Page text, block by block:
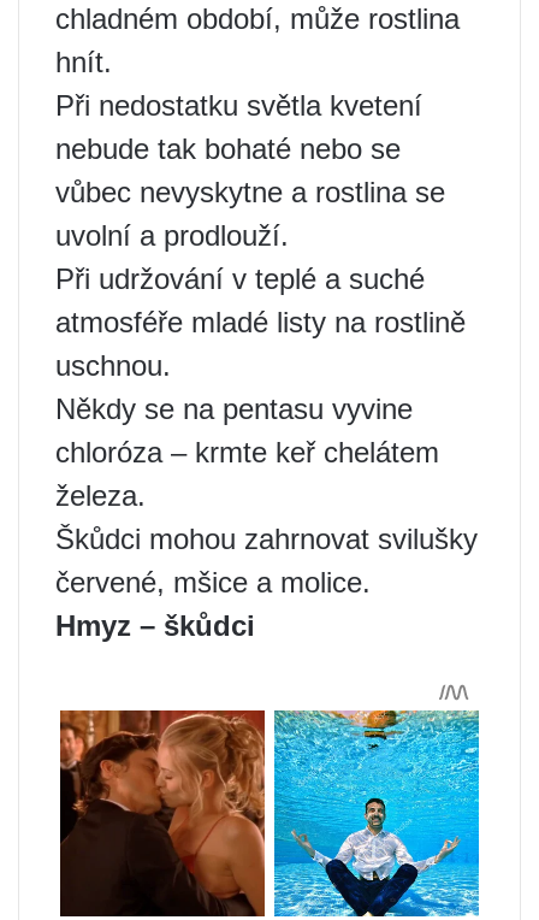
chladném období, může rostlina
hnít.
Při nedostatku světla kvetení
nebude tak bohaté nebo se
vůbec nevyskytne a rostlina se
uvolní a prodlouží.
Při udržování v teplé a suché
atmosféře mladé listy na rostlině
uschnou.
Někdy se na pentasu vyvine
chloróza – krmte keř chelátem
železa.
Škůdci mohou zahrnovat svilušky
červené, mšice a molice.
Hmyz – škůdci